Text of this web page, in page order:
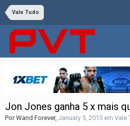
Vale Tudo
Jon Jones ganha 5 x mais
PorWand Forever, January 5, 2015 em Vale